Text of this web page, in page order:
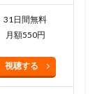
31日間無料
月額550円
視聴する